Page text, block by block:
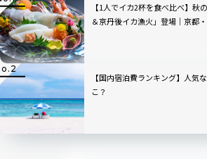
【1人でイカ2杯を食べ比べ】秋
＆京丹後イカ漁火」登場｜京都
【国内宿泊費ランキング】人気
こ？